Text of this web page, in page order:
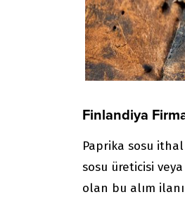
Finlandiya
Paprika sosu
sosu üreticisi
olan bu alım